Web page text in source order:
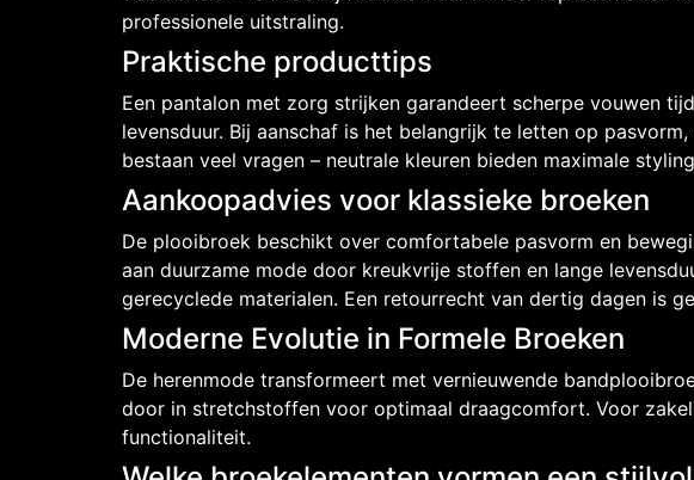
professionele uitstraling.
Praktische producttips
Een pantalon met zorg strijken garandeert scherpe vouwen
levensduur. Bij aanschaf is het belangrijk te letten op
bestaan veel vragen – neutrale kleuren bieden maximale
Aankoopadvies voor klassieke broeken
De plooibroek beschikt over comfortabele pasvorm en
aan duurzame mode door kreukvrije stoffen en lange
gerecyclede materialen. Een retourrecht van dertig dagen is
Moderne Evolutie in Formele Broeken
De herenmode transformeert met vernieuwende
door in stretchstoffen voor optimaal draagcomfort. Voor
functionaliteit.